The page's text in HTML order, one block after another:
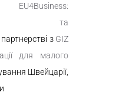
EU4Business:
та
партнерстві з GIZ
для малого
Швейцарії,